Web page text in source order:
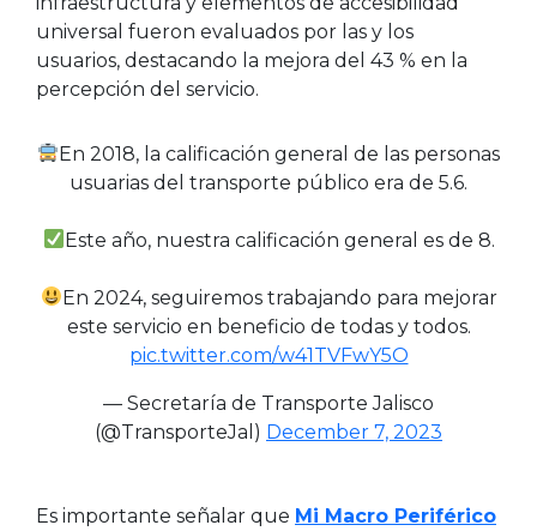
universal fueron evaluados por las y los
usuarios, destacando la mejora del 43 % en la
percepción del servicio.
En 2018, la calificación general de las personas
usuarias del transporte público era de 5.6.
Este año, nuestra calificación general es de 8.
En 2024, seguiremos trabajando para mejorar
este servicio en beneficio de todas y todos.
pic.twitter.com/w41TVFwY5O
— Secretaría de Transporte Jalisco
(@TransporteJal) December 7, 2023
Es importante señalar que Mi Macro Periférico